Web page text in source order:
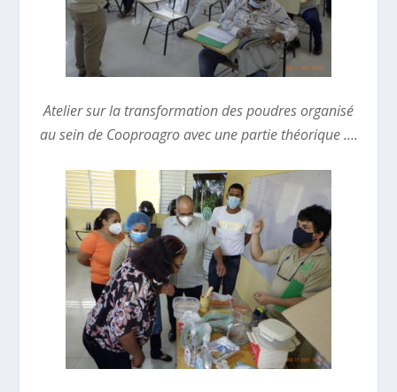
Atelier sur la transformation des poudres organisé
au sein de Cooproagro avec une partie théorique ….